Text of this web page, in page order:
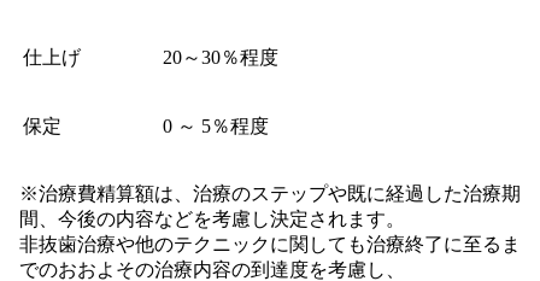
仕上げ 20～30％程度
保定 0 ～ 5％程度
※治療費精算額は、治療のステップや既に経過した治療期
間、今後の内容などを考慮し決定されます。
非抜歯治療や他のテクニックに関しても治療終了に至るま
でのおおよその治療内容の到達度を考慮し、